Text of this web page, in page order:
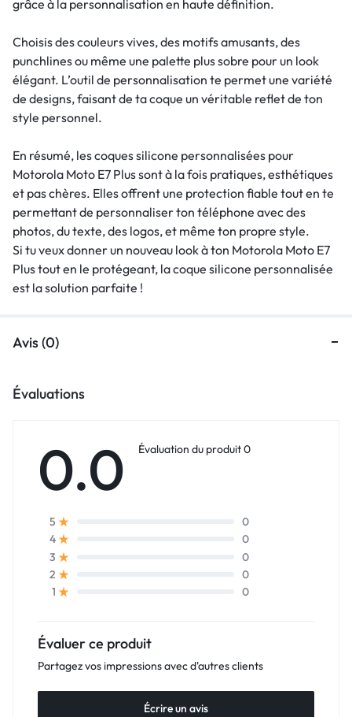
grâce à la personnalisation en haute définition.
Choisis des couleurs vives, des motifs amusants, des
punchlines ou même une palette plus sobre pour un look
élégant. L’outil de personnalisation te permet une variété
de designs, faisant de ta coque un véritable reflet de ton
style personnel.
En résumé, les coques silicone personnalisées pour
Motorola Moto E7 Plus sont à la fois pratiques, esthétiques
et pas chères. Elles offrent une protection fiable tout en te
permettant de personnaliser ton téléphone avec des
photos, du texte, des logos, et même ton propre style.
Si tu veux donner un nouveau look à ton Motorola Moto E7
Plus tout en le protégeant, la coque silicone personnalisée
est la solution parfaite !
Avis (0)
Évaluations
0.0 Évaluation du produit 0
5
0
4
0
3
0
2
0
1
0
Évaluer ce produit
Partagez vos impressions avec d'autres clients
Écrire un avis